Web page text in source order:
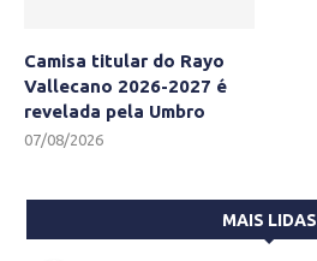
Camisa titular do Rayo
Vallecano 2026-2027 é
revelada pela Umbro
07/08/2026
MAIS LIDAS